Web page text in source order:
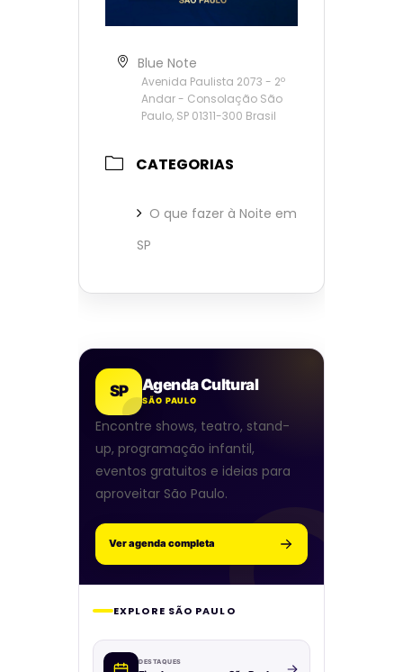
Blue Note
Avenida Paulista 2073 - 2º
Andar - Consolação São
Paulo, SP 01311-300 Brasil
CATEGORIAS
O que fazer à Noite em
SP
SP Agenda Cultural
SÃO PAULO
Encontre shows, teatro, stand-
up, programação infantil,
eventos gratuitos e ideias para
aproveitar São Paulo.
Ver agenda completa
EXPLORE SÃO PAULO
DESTAQUES